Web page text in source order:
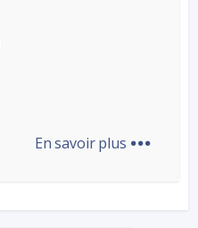
En savoir plus ...